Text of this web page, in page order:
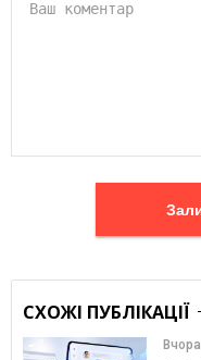
СХОЖІ ПУБЛІКАЦІЇ
Вчора